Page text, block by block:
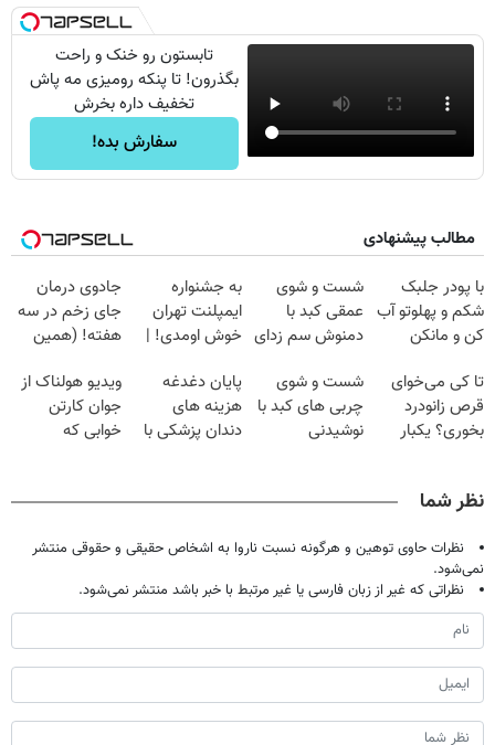
تابستون رو خنک و راحت
بگذرون! تا پنکه رومیزی مه پاش
تخفیف داره بخرش
سفارش بده!
مطالب پیشنهادی
با پودر جلبک
شکم و پهلوتو آب
کن و مانکن
امشب)
شست و شوی
عمقی کبد با
دمنوش سم زدای
به جشنواره
ایمپلنت تهران
خوش اومدی! |
مشاوره رایگان
بگیر!
جادوی درمان
جای زخم در سه
هفته! (همین
صحبت کنید)
تا کی می‌خوای
قرص زانودرد
بخوری؟ یکبار
شست و شوی
چربی های کبد با
نوشیدنی
پایان دغدغه
هزینه های
دندان پزشکی با
ویدیو هولناک از
جوان کارتن
خوابی که
نظر شما
نظرات حاوی توهین و هرگونه نسبت ناروا به اشخاص حقیقی و حقوقی منتشر
نمی‌شود.
نظراتی که غیر از زبان فارسی یا غیر مرتبط با خبر باشد منتشر نمی‌شود.